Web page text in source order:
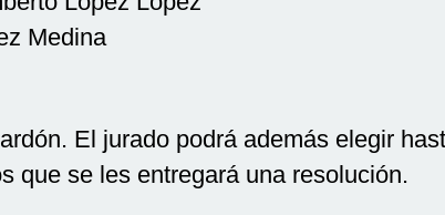
Medina
El jurado podrá además elegir
que se les entregará una resolución.